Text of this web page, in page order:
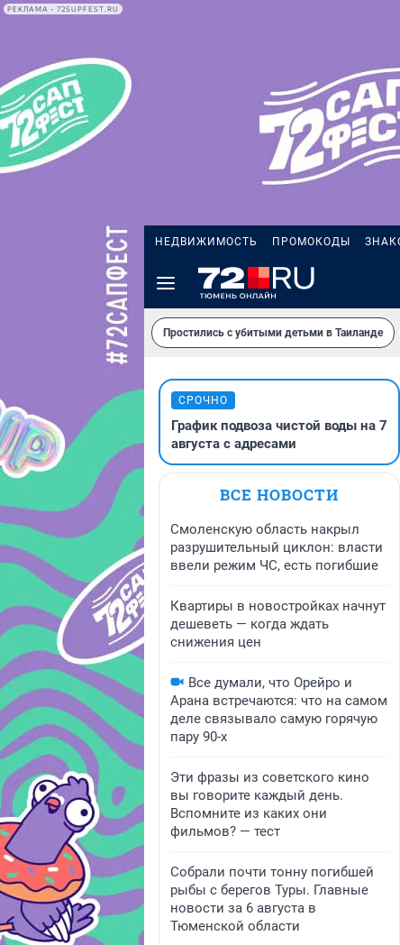
РЕКЛАМА • 72SUPFEST.RU
НЕДВИЖИМОСТЬ ПРОМОКОДЫ
Простились с убитыми детьми в Таиланде
СРОЧНО
График подвоза чистой воды на 7
августа с адресами
ВСЕ НОВОСТИ
Смоленскую область накрыл
разрушительный циклон: власти
ввели режим ЧС, есть погибшие
Квартиры в новостройках начнут
дешеветь — когда ждать
снижения цен
Все думали, что Орейро и
Арана встречаются: что на самом
деле связывало самую горячую
пару 90-х
Эти фразы из советского кино
вы говорите каждый день.
Вспомните из каких они
фильмов? — тест
Собрали почти тонну погибшей
рыбы с берегов Туры. Главные
новости за 6 августа в
Тюменской области